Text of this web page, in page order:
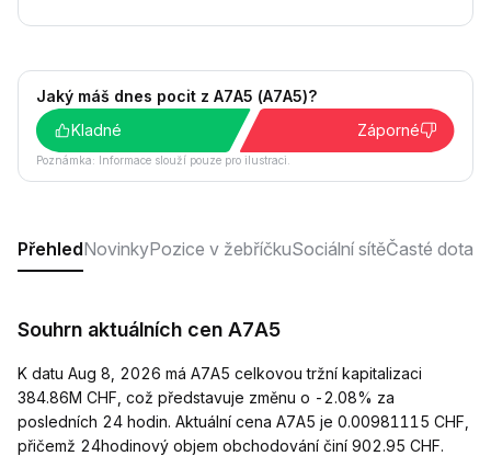
Jaký máš dnes pocit z A7A5 (A7A5)?
Kladné
Záporné
Poznámka: Informace slouží pouze pro ilustraci.
PřehledNovinkyPozice v žebříčkuSociální sítěČasté
Souhrn aktuálních cen A7A5
K datu Aug 8, 2026 má A7A5 celkovou tržní kapitalizaci
384.86M CHF, což představuje změnu o -2.08% za
posledních 24 hodin. Aktuální cena A7A5 je 0.00981115 CHF,
přičemž 24hodinový objem obchodování činí 902.95 CHF.